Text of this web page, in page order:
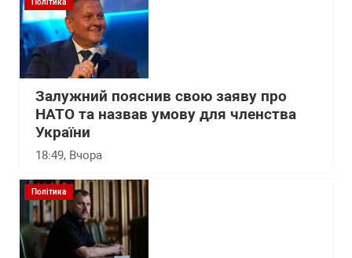
Політика
Залужний пояснив свою заяву про
НАТО та назвав умову для членства
України
18:49, Вчора
Політика